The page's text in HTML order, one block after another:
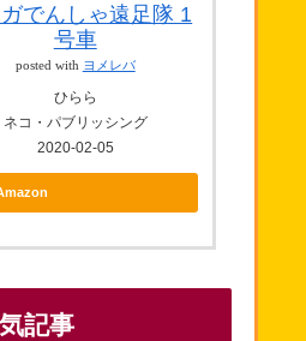
でんしゃ遠足隊 1
号車
posted with ヨメレバ
ひらら
ネコ・パブリッシング
2020-02-05
記事